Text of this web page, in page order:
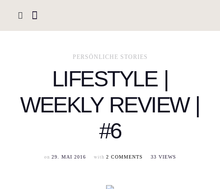
PERSÖNLICHE STORIES
LIFESTYLE |
WEEKLY REVIEW |
#6
on 29. MAI 2016 with 2 COMMENTS 33 VIEWS